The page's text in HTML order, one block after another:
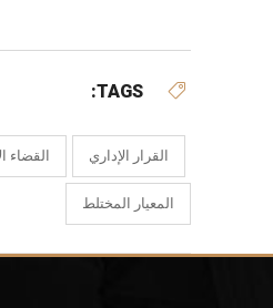
TAGS:
القرار الإداري القضاء
المعيار المختلط